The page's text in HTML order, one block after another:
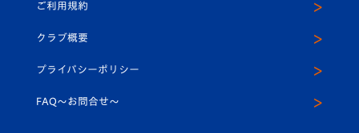
平和祈念活動
スクール
ヴィヴィくんインスタグラム
公式LINE＠
ご利用規約
クラブ概要
プライバシーポリシー
FAQ〜お問合せ〜